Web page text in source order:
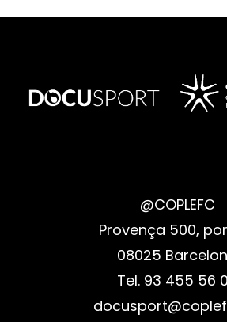
@COPLEFC
Provença 500,
08025
Tel. 93 455 56